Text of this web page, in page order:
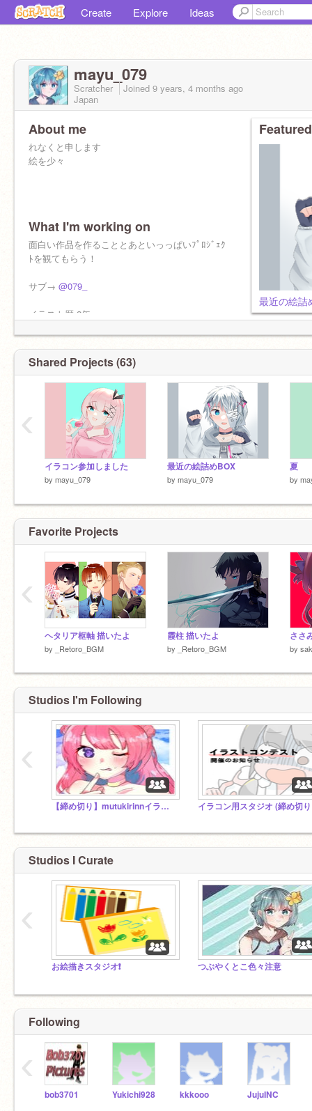
Create Explore Ideas
mayu_079
Scratcher Joined 9 years, 4 months ago
Japan
About me
れなくと申します
絵を少々
What I'm working on
面白い作品を作ることとあといっっぱいﾌﾟﾛｼﾞｪｸ
ﾄを観てもらう！
サブ→ @079_
イラスト歴 2年
最近の絵詰
Shared Projects (63)
イラコン参加しました
by mayu_079
最近の絵詰めBOX
by mayu_079
夏
by
‹
Favorite Projects
ヘタリア枢軸 描いたよ
by _Retoro_BGM
霞柱 描いたよ
by _Retoro_BGM
ささ
by
‹
Studios I'm Following
【締め切り】mutukirinnイラコン第一回開催のお知らせ
‹
Studios I Curate
お絵描きスタジオ❗ つぶやくとこ色々注意
‹
Following
bob3701 Yukichi928 kkkooo JujuINC
‹